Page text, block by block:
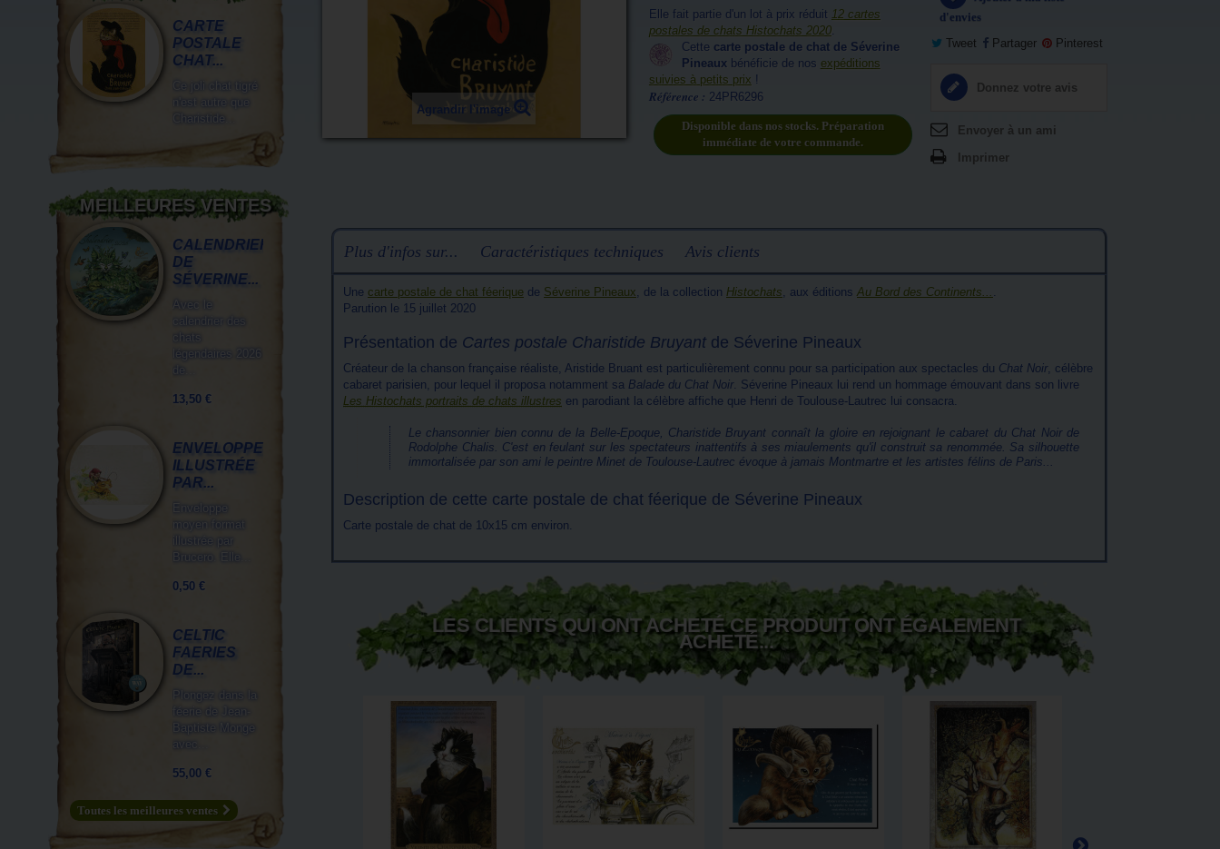
Agrandir l'image
Elle fait partie d'un lot à prix réduit 12 cartes
postales de chats Histochats 2020.
Cette carte postale de chat de Séverine
Pineauxbénéficie de nos expéditions
suivies à petits prix !
Référence : 24PR6296
Disponible dans nos stocks. Préparation
immédiate de votre commande.
d'envies
Tweet
Partager Pinterest
Donnez votre avis
Envoyer à un ami
Imprimer
Plus d'infos sur... Caractéristiques techniques Avis clients
Une carte postale de chat féerique de Séverine Pineaux, de la collection Histochats, aux éditions Au Bord des Continents... .
Parution le 15 juillet 2020
Présentation de Cartes postale Charistide Bruyant de Séverine Pineaux
Créateur de la chanson française réaliste, Aristide Bruant est particulièrement connu pour sa participation aux spectacles du Chat Noir, célèbre
cabaret parisien, pour lequel il proposa notamment sa Balade du Chat Noir. Séverine Pineaux lui rend un hommage émouvant dans son livre
Les Histochats portraits de chats illustres en parodiant la célèbre affiche que Henri de Toulouse-Lautrec lui consacra.
Le chansonnier bien connu de la Belle-Epoque, Charistide Bruyant connaît la gloire en rejoignant le cabaret du Chat Noir de
Rodolphe Chalis. C'est en feulant sur les spectateurs inattentifs à ses miaulements qu'il construit sa renommée. Sa silhouette
immortalisée par son ami le peintre Minet de Toulouse-Lautrec évoque à jamais Montmartre et les artistes félins de Paris...
Description de cette carte postale de chat féerique de Séverine Pineaux
Carte postale de chat de 10x15 cm environ.
LES CLIENTS QUI ONT ACHETÉ CE PRODUIT ONT ÉGALEMENT
ACHETÉ...
CARTE
POSTALE
CHAT...
Ce joli chat tigré
n'est autre que
Charistide...
MEILLEURES VENTES
CALENDRIER
DE
SÉVERINE...
Avec le
calendrier des
chats
légendaires 2026
de...
13,50 €
ENVELOPPE
ILLUSTRÉE
PAR...
Enveloppe
moyen format
illustrée par
Brucero. Elle...
0,50 €
CELTIC
FAERIES
DE...
Plongez dans la
féerie de Jean-
Baptiste Monge
avec...
55,00 €
Toutes les meilleures ventes